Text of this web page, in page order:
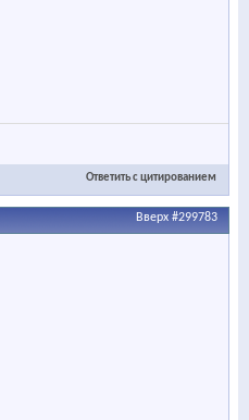
Ответить с цитированием
Вверх #299783